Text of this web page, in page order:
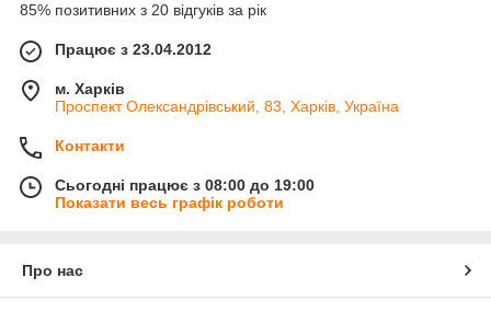
85% позитивних з 20 відгуків за рік
Працює з 23.04.2012
м. Харків
Проспект Олександрівський, 83, Харків, Україна
Контакти
Сьогодні працює з 08:00 до 19:00
Показати весь графік роботи
Про нас